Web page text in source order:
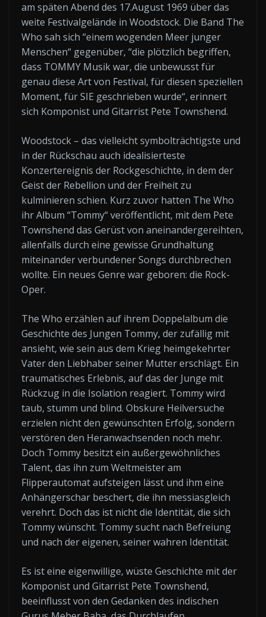
am späten Abend des 17.August 1969 über das
weite Festivalgelände in Woodstock. Die Band The
Who sah sich “einem wogenden Meer junger
Menschen“ gegenüber, “die plötzlich begriffen,
dass TOMMY Musik war, die unbewusst für
genau diese Art von Festival, für diesen speziellen
Moment, für SIE geschrieben wurde“, erinnert
sich Komponist und Gitarrist Pete Townshend.
Woodstock – das vielleicht symbolträchtigste und
in der Rückschau auch idealisierteste
Konzertereignis der Rockgeschichte, in dem der
Geist der Rebellion und der Freiheit zu
kulminieren schien. Kurz zuvor hatten The Who
ihr Album “Tommy“ veröffentlicht, mit dem Pete
Townshend das Gerüst von aneinandergereihten,
allenfalls durch eine gewisse Grundhaltung
miteinander verbundener Songs durchbrechen
wollte. Ein neues Genre war geboren: die Rock-
Oper.
The Who erzählen auf ihrem Doppelalbum die
Geschichte des Jungen Tommy, der zufällig mit
ansieht, wie sein aus dem Krieg heimgekehrter
Vater den Liebhaber seiner Mutter erschlägt. Ein
traumatisches Erlebnis, auf das der Junge mit
Rückzug in die Isolation reagiert. Tommy wird
taub, stumm und blind. Obskure Heilversuche
erzielen nicht den gewünschten Erfolg, sondern
verstören den Heranwachsenden noch mehr.
Doch Tommy besitzt ein außergewöhnliches
Talent, das ihn zum Weltmeister am
Flipperautomat aufsteigen lässt und ihm eine
Anhängerschar beschert, die ihn messiasgleich
verehrt. Doch das ist nicht die Identität, die sich
Tommy wünscht. Tommy sucht nach Befreiung
und nach der eigenen, seiner wahren Identität.
Es ist eine eigenwillige, wüste Geschichte mit der
Komponist und Gitarrist Pete Townshend,
beeinflusst von den Gedanken des indischen